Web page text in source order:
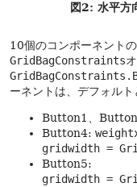
図2: 水平方
10個のコンポーネント
GridBagConstraints
ーネントは、デフォルト
Button1、
Button4:
gridwidth =
Button5:
gridwidth =